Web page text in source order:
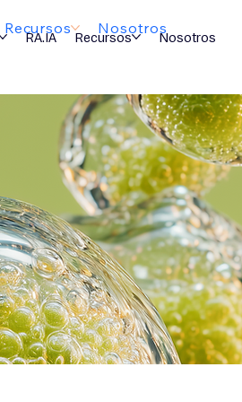
Recursos Nosotros
RA.IA Recursos Nosotros